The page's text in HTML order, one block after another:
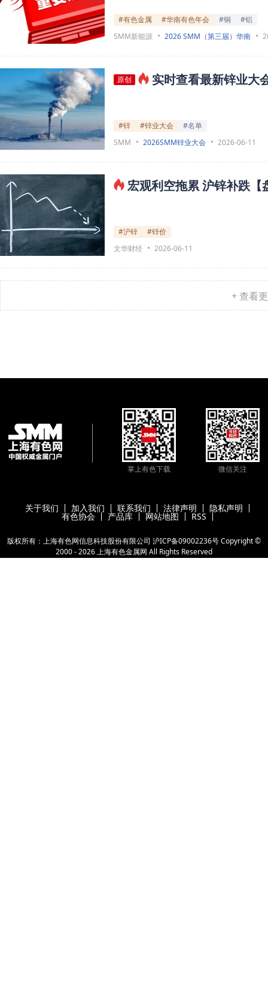
#有色金属 #华南有色年会 #铜
#铝
SMM新能源
2026 SMM（第三届）华南
原创 实时查看最新锌业大
#锌 #锌业大会
#名单
SMM
2026SMM锌业大会 2026-06-11
宏观利空拖累 沪锌补跌【
#沪锌
#锌价
文华财经
2026-06-11
+ 查看
掌上有色下载 微信关注
关于我们 加入我们 联系我们 法律声明 隐私声明
有色协会 产品库 网站地图 RSS
版权所有：上海有色网信息科技股份有限公司 沪ICP备09002236号Copyright ©
2000 -2026上海有色金属网 All Rights Reserved